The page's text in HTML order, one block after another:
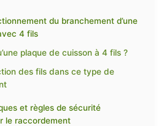
du branchement d’une
4 fils
plaque de cuisson à 4 fils ?
des fils dans ce type de
et règles de sécurité
le raccordement